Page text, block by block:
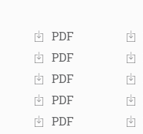
PDF
PDF
PDF
PDF
PDF